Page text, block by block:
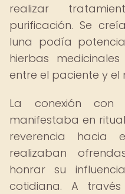
realizar
purificación. Se
luna podía
hierbas
entre el paciente y el
La conexión
manifestaba en
reverencia hacia
realizaban
honrar su
cotidiana. A